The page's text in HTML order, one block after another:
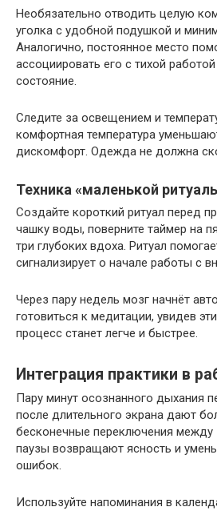
Необязательно отводить целую
уголка с удобной подушкой и
Аналогично, постоянное место
ассоциировать его с тихой
состояние.
Следите за освещением и
комфортная температура
дискомфорт. Одежда не должна
Техника «маленькой
Создайте короткий ритуал перед
чашку воды, поверните таймер на
три глубоких вдоха. Ритуал
сигнализирует о начале работы с
Через пару недель мозг начнёт
готовиться к медитации, увидев
процесс станет легче и быстрее.
Интеграция практики в
Пару минут осознанного дыхания
после длительного экрана дают
бесконечные переключения между
паузы возвращают ясность и
ошибок.
Используйте напоминания в